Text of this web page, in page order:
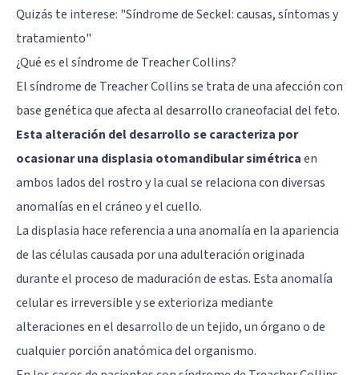
Quizás te interese: "Síndrome de Seckel: causas, síntomas y
tratamiento"
¿Qué es el síndrome de Treacher Collins?
El síndrome de Treacher Collins se trata de una afección con
base genética que afecta al desarrollo craneofacial del feto.
Esta alteración del desarrollo se caracteriza por
ocasionar una displasia otomandibular simétricaen
ambos lados del rostro y la cual se relaciona con diversas
anomalías en el cráneo y el cuello.
La displasia hace referencia a una anomalía en la apariencia
de las células causada por una adulteración originada
durante el proceso de maduración de estas. Esta anomalía
celular es irreversible y se exterioriza mediante
alteraciones en el desarrollo de un tejido, un órgano o de
cualquier porción anatómica del organismo.